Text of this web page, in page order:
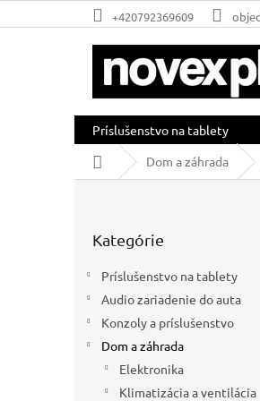
na
+420792369609
Príslušenstvo na tablety
DomovDom a záhrada
kategórie
Kategórie
Príslušenstvo na tablety
Audio zariadenie do auta
Konzoly a príslušenstvo
Dom a záhrada
Elektronika
Klimatizácia a ventilácia